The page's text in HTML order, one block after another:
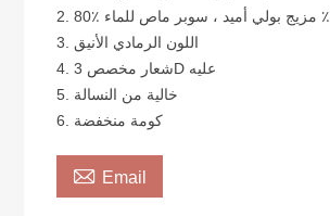
3. اللون الرمادي الأنيق
4. شعار مخصص 3D عليه
5. خالية من النسالة
6. كومة منخفضة
 Email